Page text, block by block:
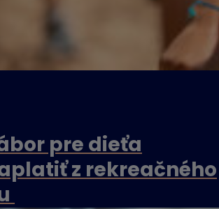
pre dieťa
z rekreačného